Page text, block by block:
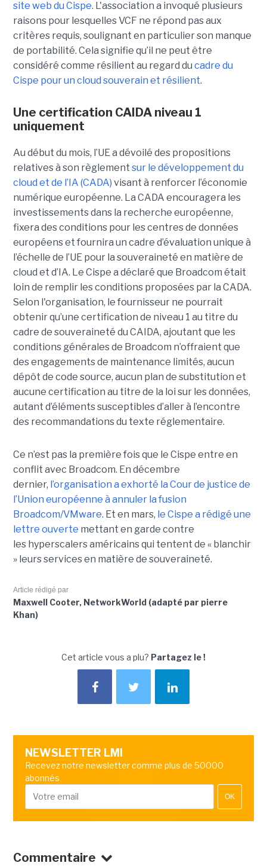
site web du Cispe. L'association a invoqué plusieurs
raisons pour lesquelles VCF ne répond pas aux
critères requis, soulignant en particulier son manque
de portabilité. Cela signifie qu’il ne peut être
considéré comme résilient au regard du cadre du
Cispe pour un cloud souverain et résilient.
Une certification CAIDA niveau 1
uniquement
Au début du mois, l’UE a dévoilé des propositions
relatives à son règlement sur le développement du
cloud et de l’IA (CADA) visant à renforcer l’économie
numérique européenne. La CADA encouragera les
investissements dans la recherche européenne,
fixera des conditions pour les centres de données
européens et fournira un cadre d’évaluation unique à
l’échelle de l’UE pour la souveraineté en matière de
cloud et d’IA. Le Cispe a déclaré que Broadcom était
loin de remplir les conditions proposées par la CADA.
Selon l'organisation, le fournisseur ne pourrait
obtenir qu’une certification de niveau 1 au titre du
cadre de souveraineté du CAIDA, ajoutant que les
conditions générales de Broadcom n’offraient que
des engagements de maintenance limités, aucun
dépôt de code source, aucun plan de substitution et
aucune certification au titre de la loi sur les données,
autant d’éléments susceptibles d’aller à l’encontre
des recommandations du texte réglementaire.
Ce n’est pas la première fois que le Cispe entre en
conflit avec Broadcom. En décembre
dernier, l’organisation a exhorté la Cour de justice de
l’Union européenne à annuler la fusion
Broadcom/VMware. Et en mars, le Cispe a rédigé une
lettre ouverte mettant en garde contre
les hyperscalers américains qui tentent de « blanchir
» leurs services en matière de souveraineté.
Article rédigé par
Maxwell Cooter, NetworkWorld (adapté par pierre
Khan)
Cet article vous a plu? Partagez le !
NEWSLETTER LMI
Recevez notre newsletter comme plus de 50000
abonnés
OK
Commentaire